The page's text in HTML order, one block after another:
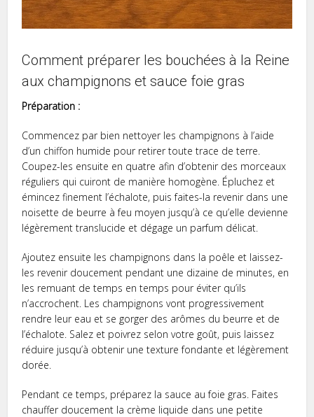
Comment préparer les bouchées à la Reine
aux champignons et sauce foie gras
Préparation :
Commencez par bien nettoyer les champignons à l’aide
d’un chiffon humide pour retirer toute trace de terre.
Coupez-les ensuite en quatre afin d’obtenir des morceaux
réguliers qui cuiront de manière homogène. Épluchez et
émincez finement l’échalote, puis faites-la revenir dans une
noisette de beurre à feu moyen jusqu’à ce qu’elle devienne
légèrement translucide et dégage un parfum délicat.
Ajoutez ensuite les champignons dans la poêle et laissez-
les revenir doucement pendant une dizaine de minutes, en
les remuant de temps en temps pour éviter qu’ils
n’accrochent. Les champignons vont progressivement
rendre leur eau et se gorger des arômes du beurre et de
l’échalote. Salez et poivrez selon votre goût, puis laissez
réduire jusqu’à obtenir une texture fondante et légèrement
dorée.
Pendant ce temps, préparez la sauce au foie gras. Faites
chauffer doucement la crème liquide dans une petite